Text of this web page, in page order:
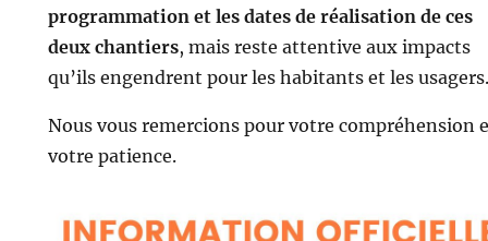
programmation et les dates de réalisation de ces
deux chantiers, mais reste attentive aux impacts
qu’ils engendrent pour les habitants et les usagers.
Nous vous remercions pour votre compréhension
votre patience.